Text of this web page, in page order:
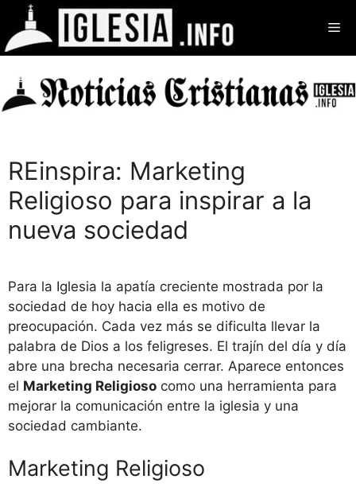
Saltar
contenido
REinspira: Marketing
Religioso para inspirar a la
nueva sociedad
Para la Iglesia la apatía creciente mostrada por la
sociedad de hoy hacia ella es motivo de
preocupación. Cada vez más se dificulta llevar la
palabra de Dios a los feligreses. El trajín del día y día
abre una brecha necesaria cerrar. Aparece entonces
el Marketing Religioso como una herramienta para
mejorar la comunicación entre la iglesia y una
sociedad cambiante.
Marketing Religioso